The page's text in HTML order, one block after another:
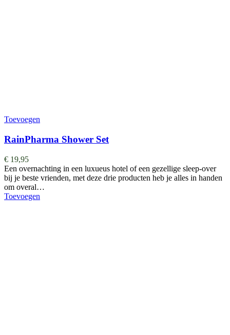
Toevoegen
RainPharma Shower Set
€ 19,95
Een overnachting in een luxueus hotel of een gezellige sleep-over
bij je beste vrienden, met deze drie producten heb je alles in handen
om overal…
Toevoegen